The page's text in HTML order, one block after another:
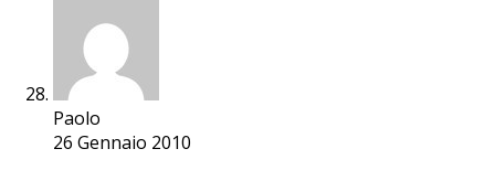
Paolo
26 Gennaio 2010